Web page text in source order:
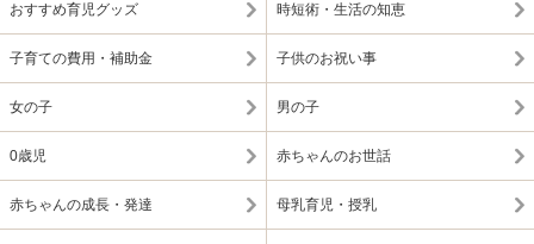
おすすめ育児グッズ 時短術・生活の知恵
子育ての費用・補助金 子供のお祝い事
女の子 男の子
0歳児 赤ちゃんのお世話
赤ちゃんの成長・発達 母乳育児・授乳